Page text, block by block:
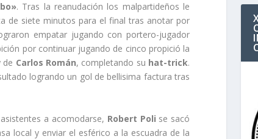
. Tras la reanudación los malpartideños le
de siete minutos para el final tras anotar por
empatar jugando con portero-jugador
por continuar jugando de cinco propició la
de Carlos Román, completando su hat-trick.
logrando un gol de bellisima factura tras
a acomodarse, Robert Poli se sacó
local y enviar el esférico a la escuadra de la